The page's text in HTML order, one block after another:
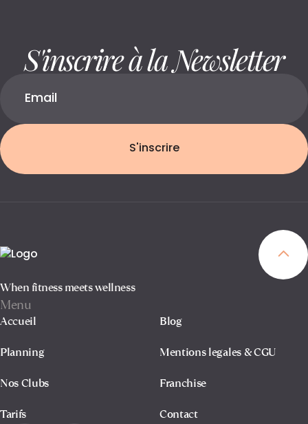
S'inscrire à la Newsletter
S'inscrire
When fitness meets wellness
Menu
Accueil
Planning
Nos Clubs
Tarifs
Blog
Mentions legales & CGU
Franchise
Contact